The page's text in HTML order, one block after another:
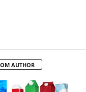
AUTHOR